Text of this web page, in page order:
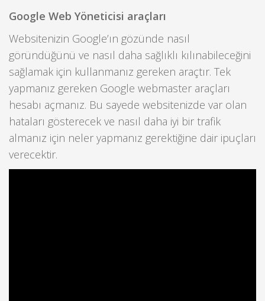
Google Web Yöneticisi araçları
Websitenizin Google’ın gözünde nasıl
göründüğünü ve nasıl daha sağlıklı kılınabileceğini
sağlamak için kullanmanız gereken araçtır. Tek
yapmanız gereken Google webmaster araçları
hesabı açmanız. Bu sayede websitenizde var olan
hataları gösterecek ve nasıl daha iyi bir trafik
almanız için neler yapmanız gerektiğine dair ipuçları
verecektir.